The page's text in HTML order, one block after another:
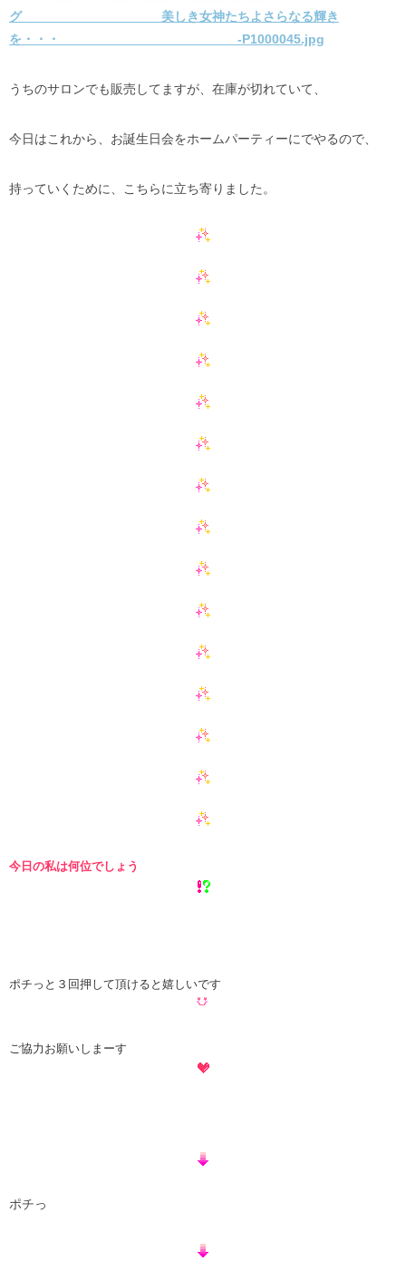
うちのサロンでも販売してますが、在庫が切れていて、
今日はこれから、お誕生日会をホームパーティーにでやるので、
持っていくために、こちらに立ち寄りました。
今日の私は何位でしょう
ポチっと３回押して頂けると嬉しいです
ご協力お願いしまーす
ポチっ